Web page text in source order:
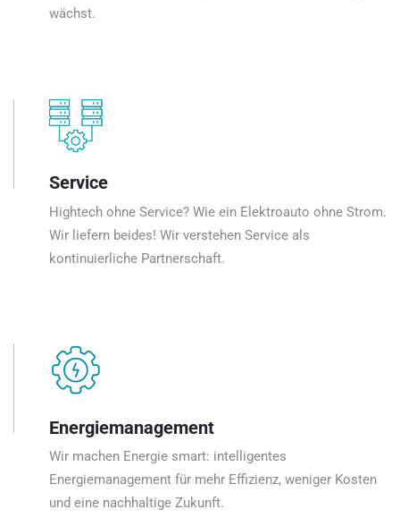
wächst.
Service
Hightech ohne Service? Wie ein Elektroauto ohne Strom.
Wir liefern beides! Wir verstehen Service als
kontinuierliche Partnerschaft.
Energiemanagement
Wir machen Energie smart: intelligentes
Energiemanagement für mehr Effizienz, weniger Kosten
und eine nachhaltige Zukunft.